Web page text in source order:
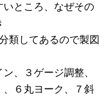
いところ、なぜその
類してあるので製図
、３ゲージ調整、
、６丸ヨーク、７斜